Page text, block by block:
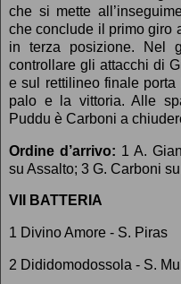
che si mette
che conclude il primo giro
in terza posizione. Nel
controllare gli attacchi di
e sul rettilineo finale porta
palo e la vittoria. Alle
Puddu è Carboni a
Ordine d’arrivo: 1 A.
su Assalto; 3 G. Carboni
VII BATTERIA
1 Divino Amore - S. Piras
2 Dididomodossola - S.